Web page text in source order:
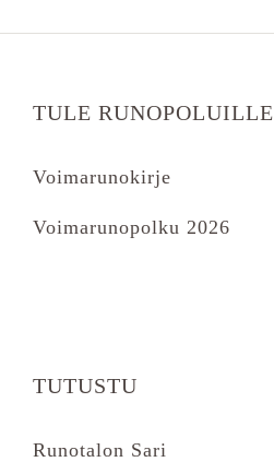
TULE RUNOPOLUILLE
Voimarunokirje
Voimarunopolku 2026
TUTUSTU
Runotalon Sari